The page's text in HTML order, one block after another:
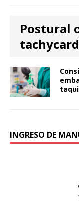
Postural
INGRESO DE